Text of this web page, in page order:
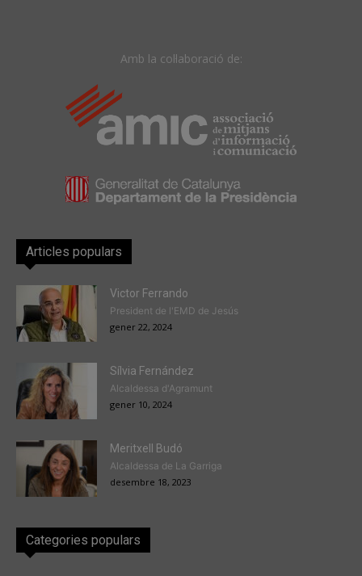
Amb la col·laboració de:
Articles populars
Victor Ferrando
President de l'EMD de Jesús
gener 22, 2024
Sílvia Fernández
Alcaldessa d'Agramunt
gener 10, 2024
Meritxell Budó
Alcaldessa de La Garriga
desembre 18, 2023
Categories populars